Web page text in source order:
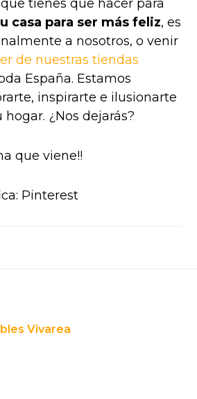
tienes que hacer para
casa para ser más feliz, es
a nosotros, o venir
de nuestras tiendas
España. Estamos
inspirarte e ilusionarte
¿Nos dejarás?
que viene!!
Pinterest
Vivarea